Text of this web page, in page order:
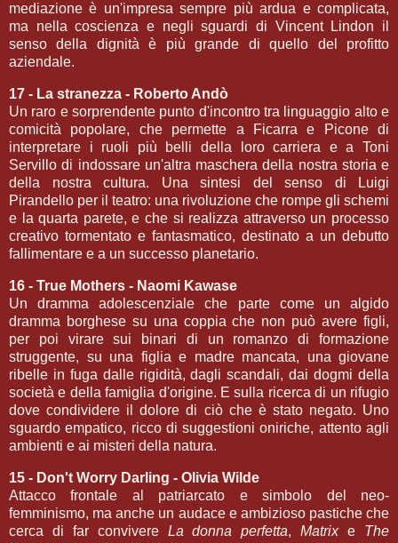
mediazione è un'impresa sempre più ardua e complicata,
ma nella coscienza e negli sguardi di Vincent Lindon il
senso della dignità è più grande di quello del profitto
aziendale.
17 - La stranezza - Roberto Andò
Un raro e sorprendente punto d'incontro tra linguaggio alto e
comicità popolare, che permette a Ficarra e Picone di
interpretare i ruoli più belli della loro carriera e a Toni
Servillo di indossare un'altra maschera della nostra storia e
della nostra cultura. Una sintesi del senso di Luigi
Pirandello per il teatro: una rivoluzione che rompe gli schemi
e la quarta parete, e che si realizza attraverso un processo
creativo tormentato e fantasmatico, destinato a un debutto
fallimentare e a un successo planetario.
16 - True Mothers - Naomi Kawase
Un dramma adolescenziale che parte come un algido
dramma borghese su una coppia che non può avere figli,
per poi virare sui binari di un romanzo di formazione
struggente, su una figlia e madre mancata, una giovane
ribelle in fuga dalle rigidità, dagli scandali, dai dogmi della
società e della famiglia d'origine. E sulla ricerca di un rifugio
dove condividere il dolore di ciò che è stato negato. Uno
sguardo empatico, ricco di suggestioni oniriche, attento agli
ambienti e ai misteri della natura.
15 - Don't Worry Darling - Olivia Wilde
Attacco frontale al patriarcato e simbolo del neo-
femminismo, ma anche un audace e ambizioso pastiche che
cerca di far convivere La donna perfetta,Matrixe The